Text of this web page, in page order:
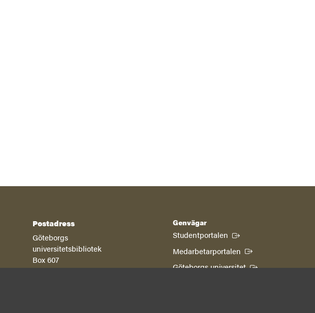
Postadress
Göteborgs
universitetsbibliotek
Box 607
SE 405 30 Göteborg
Genvägar
Studentportalen (Extern länk)
Medarbetarportalen (Extern länk)
Göteborgs universitet(Extern länk)